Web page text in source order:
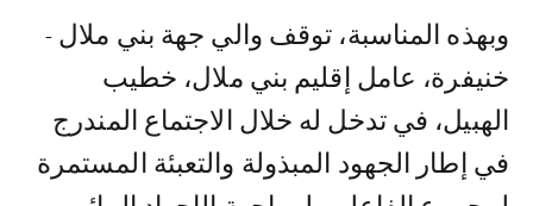
وبهذه المناسبة، توقف والي جهة بني ملال -
خنيفرة، عامل إقليم بني ملال، خطيب
الهبيل، في تدخل له خلال الاجتماع المندرج
في إطار الجهود المبذولة والتعبئة المستمرة